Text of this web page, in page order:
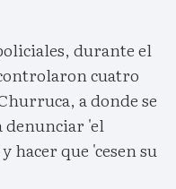
durante el
cuatro
a donde se
denunciar 'el
que 'cesen su